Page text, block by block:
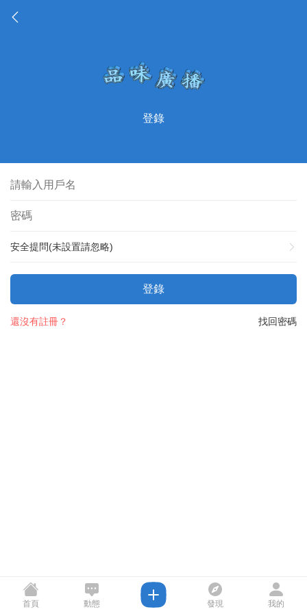
登錄
安全提問(未設置請忽略)
登錄
找回密碼
還沒有註冊？
首頁 動態 發現 我的